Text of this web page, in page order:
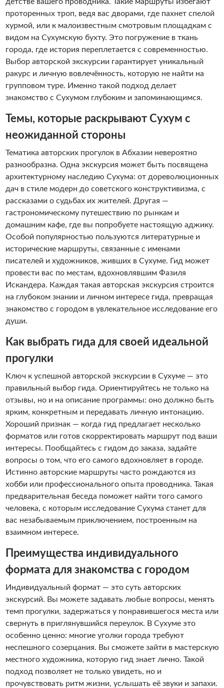
проторенных троп, ведя вас дворами, где пахнет спелой
хурмой, или к малоизвестным смотровым площадкам с
видом на Сухумскую бухту. Это погружение в ткань
города, где история переплетается с современностью.
Выбор авторской экскурсии гарантирует уникальный
ракурс и личную вовлечённость, которую не найти на
групповом туре. Именно такой подход делает
знакомство с Сухумом глубоким и запоминающимся.
Темы, которые раскрывают Сухум с
неожиданной стороны
Тематика авторских прогулок в Абхазии невероятно
разнообразна. Одна экскурсия может быть посвящена
архитектурному наследию Сухума: от дореволюционных
дач в стиле модерн до советского конструктивизма, с
рассказами о судьбах их жителей. Другая —
гастрономическому путешествию по рынкам и
домашним кафе, где вы попробуете настоящую аджику.
Особой популярностью пользуются литературные и
исторические маршруты, связанные с именами
писателей и художников, живших в Сухуме. Гид может
провести вас по местам, вдохновлявшим Фазиля
Искандера. Каждая такая авторская экскурсия строится
на глубоком знании и личном интересе гида, превращая
знакомство с городом в увлекательное исследование его
души.
Как выбрать гида для своей идеальной
прогулки
Ключ к успешной авторской экскурсии в Сухуме — это
правильный выбор гида. Ориентируйтесь не только на
отзывы, но и на описание программы: оно должно быть
ярким, конкретным и передавать личную интонацию.
Хороший признак — когда гид предлагает несколько
форматов или готов скорректировать маршрут под ваши
интересы. Пообщайтесь с гидом до заказа, задайте
вопросы о том, что его самого вдохновляет в городе.
Истинно авторские маршруты часто рождаются из
хобби или профессионального опыта проводника. Такая
предварительная беседа поможет найти того самого
человека, с которым исследование Сухума станет для
вас незабываемым приключением, построенным на
взаимном интересе.
Преимущества индивидуального
формата для знакомства с городом
Индивидуальный формат — это суть авторских
экскурсий. Вы можете задавать любые вопросы, менять
темп прогулки, задержаться у понравившегося места или
свернуть в приглянувшийся переулок. В Сухуме это
особенно ценно: многие уголки города требуют
неспешного созерцания. Вы сможете зайти в мастерскую
местного художника, которую гид знает лично. Такой
подход позволяет не только увидеть, но и
прочувствовать ритм жизни, услышать её звуки и запахи.